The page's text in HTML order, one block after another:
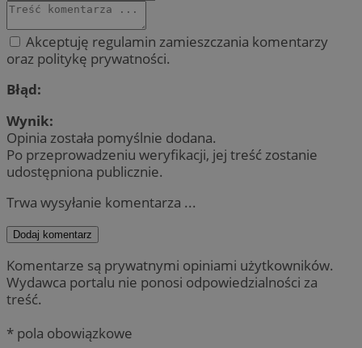
Akceptuję regulamin zamieszczania komentarzy
oraz politykę prywatności.
Błąd:
Wynik:
Opinia została pomyślnie dodana.
Po przeprowadzeniu weryfikacji, jej treść zostanie
udostępniona publicznie.
Trwa wysyłanie komentarza ...
Dodaj komentarz
Komentarze są prywatnymi opiniami użytkowników.
Wydawca portalu nie ponosi odpowiedzialności za
treść.
* pola obowiązkowe